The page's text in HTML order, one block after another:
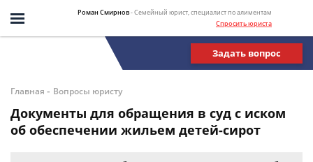
Роман Смирнов- Семейный юрист, специалист по алиментам
Спросить юриста
Задать вопрос
Главная - Вопросы юристу
Документы для обращения в суд с иском
об обеспечении жильем детей-сирот